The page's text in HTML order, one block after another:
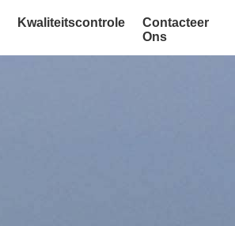
Kwaliteitscontrole
Contacteer
Ons